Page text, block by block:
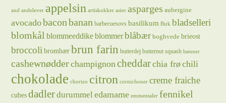
and andelever appelsin artiskokker asier asparges aubergine
avocadobaconbanan barbecuesovs basilikum Birk bladselleri
blomkål blommeeddikeblommerblåbær boghvede brieost
broccoli brombær brun farin butterdej butternut squash bønner
cashewnødderchampignoncheddarchia frøchili
chokolade chorizo citron cornichoner creme fraiche
cubes dadlerdurummeledamame emmentaler fennikel